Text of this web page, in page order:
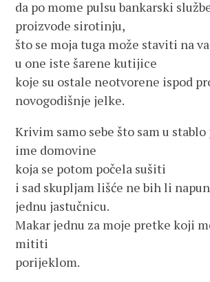
da po mome pulsu bankarski
proizvode sirotinju,
što se moja tuga može staviti na
u one iste šarene kutijice
koje su ostale neotvorene ispod
novogodišnje jelke.
Krivim samo sebe što sam u stablo
ime domovine
koja se potom počela sušiti
i sad skupljam lišće ne bih li
jednu jastučnicu.
Makar jednu za moje pretke koji
mititi
porijeklom.